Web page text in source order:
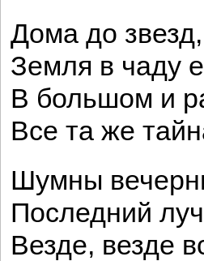
Дома до
Земля в чаду
В большом и
Все та же
Шумны
Последний
Везде, везде